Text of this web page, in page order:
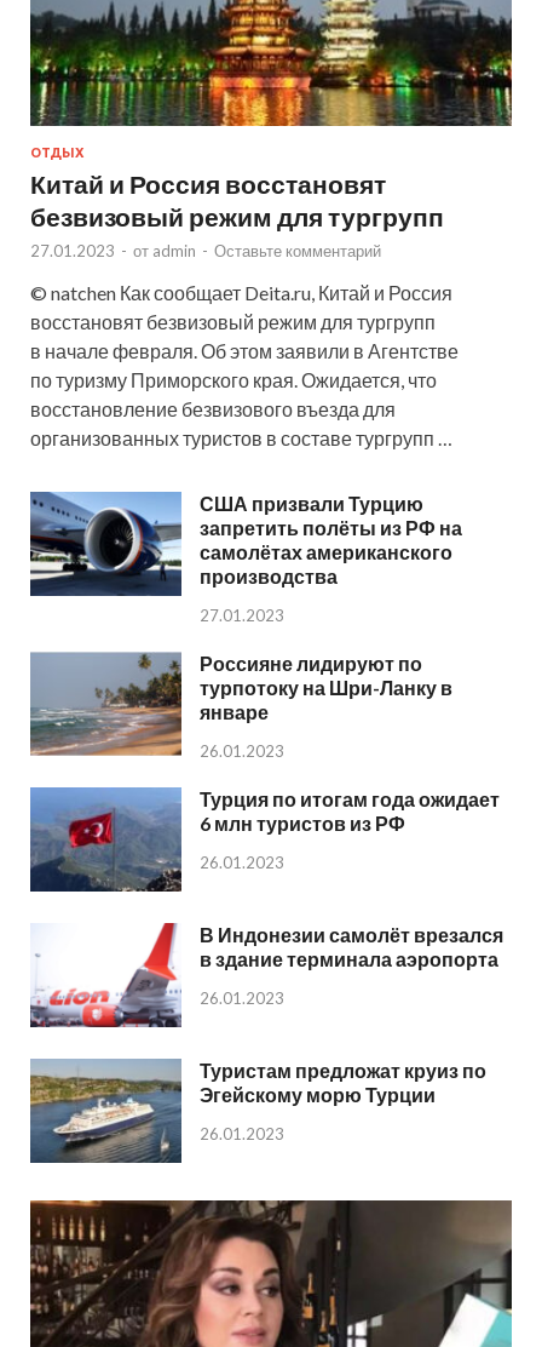
ОТДЫХ
Китай и Россия восстановят
безвизовый режим для тургрупп
27.01.2023 - от admin - Оставьте комментарий
© natchen Как сообщает Deita.ru, Китай и Россия
восстановят безвизовый режим для тургрупп
в начале февраля. Об этом заявили в Агентстве
по туризму Приморского края. Ожидается, что
восстановление безвизового въезда для
организованных туристов в составе тургрупп …
США призвали Турцию
запретить полёты из РФ на
самолётах американского
производства
27.01.2023
Россияне лидируют по
турпотоку на Шри-Ланку в
январе
26.01.2023
Турция по итогам года ожидает
6 млн туристов из РФ
26.01.2023
В Индонезии самолёт врезался
в здание терминала аэропорта
26.01.2023
Туристам предложат круиз по
Эгейскому морю Турции
26.01.2023